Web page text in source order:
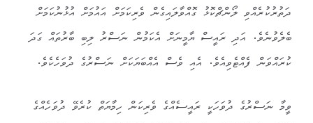
ދަތުރުކުރެއްވި ލޯންޗްކޮޅު ގޮއްވާލައިގެން ވެރިކަމަށް އައުމަށް އުޅުނުކަމަށް
ބެލެވުނެވެ. އަދި ރައީސް ޔާމީނަށް އެކަމުން ނަސްރު ލިބި ބާރުތައް ގަދަ
ކުރައްވަން ފެއްޓެވިއެވެ. އެއި ވެސް އެއްބަޔަކަށް ނަސްރުގެ ދުވަހެކެވެ.
ވީމާ ނަސްރުގެ ދުވަހަކީ ރައީސެއްގެ ވެރިކަން ހިމާޔަތް ކުރެވޭ ދުވަހެއްގެ